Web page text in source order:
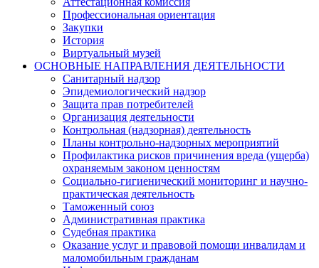
Профессиональная ориентация
Закупки
История
Виртуальный музей
ОСНОВНЫЕ НАПРАВЛЕНИЯ ДЕЯТЕЛЬНОСТИ
Санитарный надзор
Эпидемиологический надзор
Защита прав потребителей
Организация деятельности
Контрольная (надзорная) деятельность
Планы контрольно-надзорных мероприятий
Профилактика рисков причинения вреда (ущерба)
охраняемым законом ценностям
Социально-гигиенический мониторинг и научно-
практическая деятельность
Таможенный союз
Административная практика
Судебная практика
Оказание услуг и правовой помощи инвалидам и
маломобильным гражданам